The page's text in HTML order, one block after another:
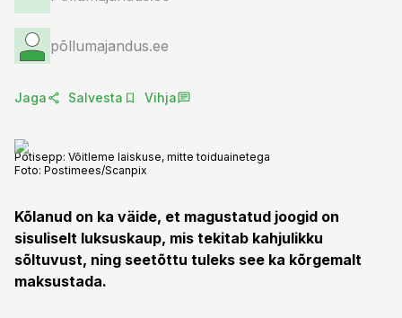
põllumajandus.ee
Jaga Salvesta Vihja
Potisepp: Võitleme laiskuse, mitte toiduainetega
Foto: Postimees/Scanpix
Kõlanud on ka väide, et magustatud joogid on
sisuliselt luksuskaup, mis tekitab kahjulikku
sõltuvust, ning seetõttu tuleks see ka kõrgemalt
maksustada.